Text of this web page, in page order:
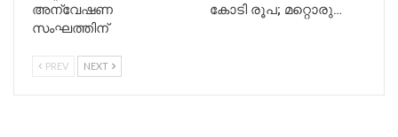
അന്വേഷണ
സംഘത്തിന്
കോടി രൂപ; മറ്റൊരു…
PREV NEXT